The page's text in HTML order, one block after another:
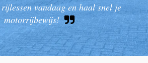
vandaag en haal snel je
motorrijbewijs!